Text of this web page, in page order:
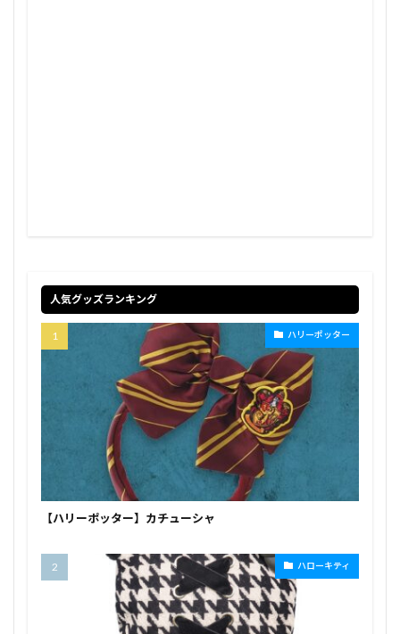
人気グッズランキング
ハリーポッター
【ハリーポッター】カチューシャ
ハローキティ